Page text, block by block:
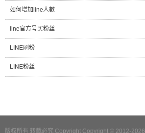
如何增加line人數
line官方号买粉丝
LINE刷粉
LINE粉丝
版权所有 转载必究 Copyright Copyright © 2012-2026